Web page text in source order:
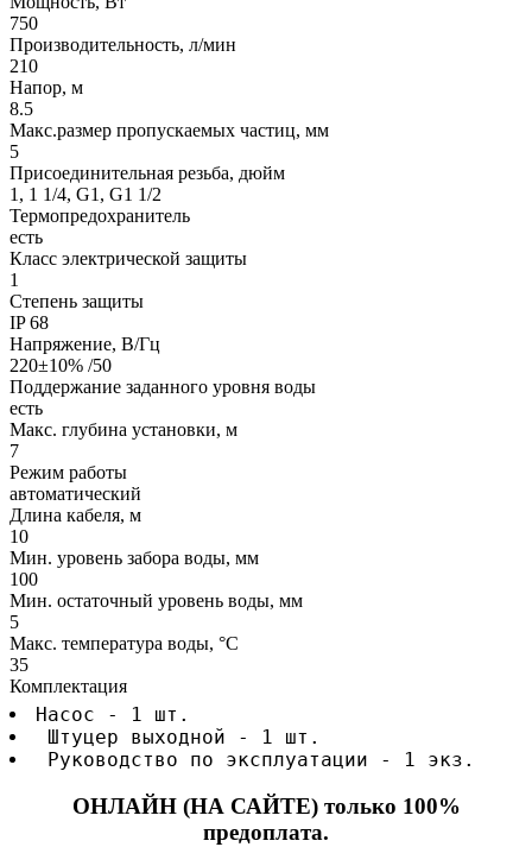
750
Производительность, л/мин
210
Напор, м
8.5
Макс.размер пропускаемых частиц, мм
5
Присоединительная резьба, дюйм
1, 1 1/4, G1, G1 1/2
Термопредохранитель
есть
Класс электрической защиты
1
Степень защиты
IP 68
Напряжение, В/Гц
220±10% /50
Поддержание заданного уровня воды
есть
Макс. глубина установки, м
7
Режим работы
автоматический
Длина кабеля, м
10
Мин. уровень забора воды, мм
100
Мин. остаточный уровень воды, мм
5
Макс. температура воды, °C
35
Комплектация
Насос - 1 шт.
Штуцер выходной - 1 шт.
Руководство по эксплуатации - 1 экз.
ОНЛАЙН (НА САЙТЕ) только 100%
предоплата.